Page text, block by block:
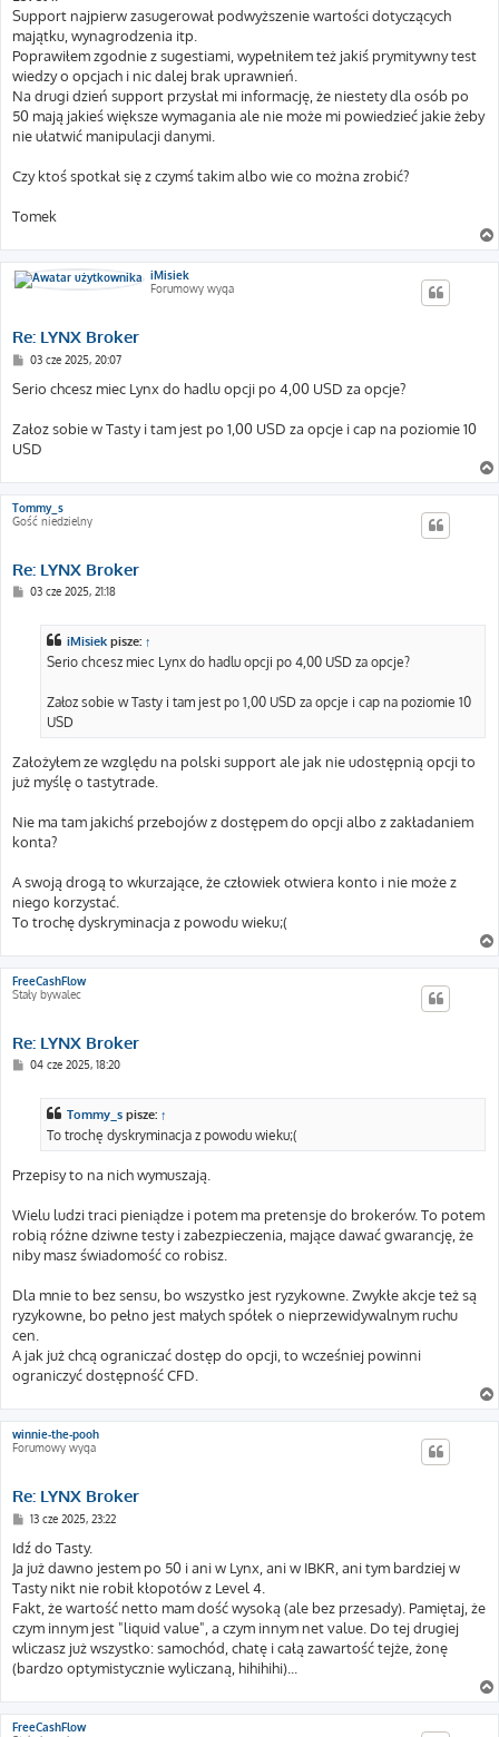
Support najpierw zasugerował podwyższenie wartości dotyczących
majątku, wynagrodzenia itp.
Poprawiłem zgodnie z sugestiami, wypełniłem też jakiś prymitywny test
wiedzy o opcjach i nic dalej brak uprawnień.
Na drugi dzień support przysłał mi informację, że niestety dla osób po
50 mają jakieś większe wymagania ale nie może mi powiedzieć jakie żeby
nie ułatwić manipulacji danymi.
Czy ktoś spotkał się z czymś takim albo wie co można zrobić?
Tomek
iMisiek
Forumowy wyga
Re: LYNX Broker
P
s
t
03 cze 2025, 20:07
Serio chcesz miec Lynx do hadlu opcji po 4,00 USD za opcje?
Załoz sobie w Tasty i tam jest po 1,00 USD za opcje i cap na poziomie 10
USD
Tommy_s
Gość niedzielny
Re: LYNX Broker
P03 cze 2025, 21:18
iMisiek pisze: ↑
Serio chcesz miec Lynx do hadlu opcji po 4,00 USD za opcje?
Załoz sobie w Tasty i tam jest po 1,00 USD za opcje i cap na poziomie 10
USD
Założyłem ze względu na polski support ale jak nie udostępnią opcji to
już myślę o tastytrade.
Nie ma tam jakichś przebojów z dostępem do opcji albo z zakładaniem
konta?
A swoją drogą to wkurzające, że człowiek otwiera konto i nie może z
niego korzystać.
To trochę dyskryminacja z powodu wieku;(
FreeCashFlow
Stały bywalec
Re: LYNX Broker
P04 cze 2025, 18:20
Tommy_s pisze: ↑
To trochę dyskryminacja z powodu wieku;(
Przepisy to na nich wymuszają.
Wielu ludzi traci pieniądze i potem ma pretensje do brokerów. To potem
robią różne dziwne testy i zabezpieczenia, mające dawać gwarancję, że
niby masz świadomość co robisz.
Dla mnie to bez sensu, bo wszystko jest ryzykowne. Zwykłe akcje też są
ryzykowne, bo pełno jest małych spółek o nieprzewidywalnym ruchu
cen.
A jak już chcą ograniczać dostęp do opcji, to wcześniej powinni
ograniczyć dostępność CFD.
winnie-the-pooh
Forumowy wyga
Re: LYNX Broker
P
s
t
13 cze 2025, 23:22
Idź do Tasty.
Ja już dawno jestem po 50 i ani w Lynx, ani w IBKR, ani tym bardziej w
Tasty nikt nie robił kłopotów z Level 4.
Fakt, że wartość netto mam dość wysoką (ale bez przesady). Pamiętaj, że
czym innym jest "liquid value", a czym innym net value. Do tej drugiej
wliczasz już wszystko: samochód, chatę i całą zawartość tejże, żonę
(bardzo optymistycznie wyliczaną, hihihihi)...
FreeCashFlow